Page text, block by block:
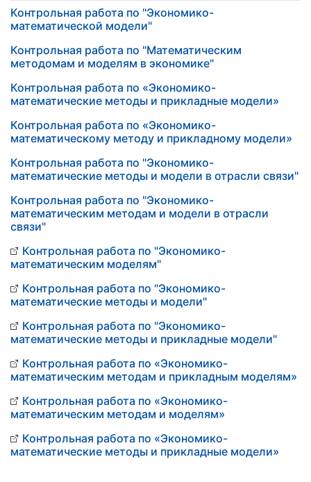
Контрольная работа по "Экономико-
математической модели"
Контрольная работа по "Математическим
методомам и моделям в экономике"
Контрольная работа по «Экономико-
математические методы и прикладные модели»
Контрольная работа по «Экономико-
математическому методу и прикладному модели»
Контрольная работа по "Экономико-
математические методы и модели в отрасли связи"
Контрольная работа по "Экономико-
математическим методам и модели в отрасли
связи"
Контрольная работа по "Экономико-
математическим моделям"
Контрольная работа по "Экономико-
математические методы и модели"
Контрольная работа по "Экономико-
математические методы и прикладные модели"
Контрольная работа по «Экономико-
математическим методам и прикладным моделям»
Контрольная работа по «Экономико-
математическим методам и моделям»
Контрольная работа по «Экономико-
математические методы и прикладные модели»